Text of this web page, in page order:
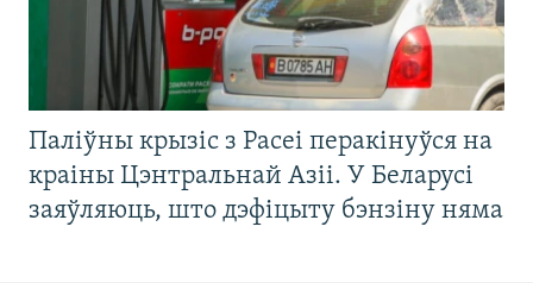
Паліўны крызіс з Расеі перакінуўся на
краіны Цэнтральнай Азіі. У Беларусі
заяўляюць, што дэфіцыту бэнзіну няма